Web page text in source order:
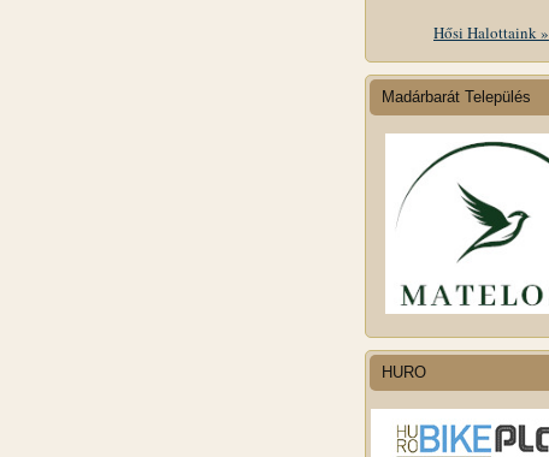
Hősi Halottaink »
Madárbarát Település
HURO